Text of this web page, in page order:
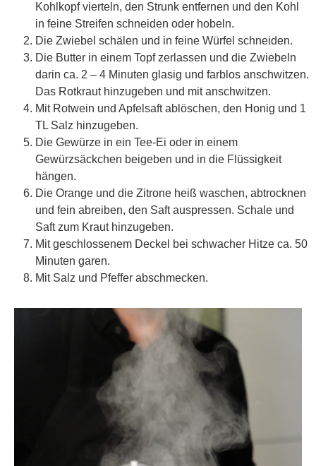
Kohlkopf vierteln, den Strunk entfernen und den Kohl
in feine Streifen schneiden oder hobeln.
Die Zwiebel schälen und in feine Würfel schneiden.
Die Butter in einem Topf zerlassen und die Zwiebeln
darin ca. 2 – 4 Minuten glasig und farblos anschwitzen.
Das Rotkraut hinzugeben und mit anschwitzen.
Mit Rotwein und Apfelsaft ablöschen, den Honig und 1
TL Salz hinzugeben.
Die Gewürze in ein Tee-Ei oder in einem
Gewürzsäckchen beigeben und in die Flüssigkeit
hängen.
Die Orange und die Zitrone heiß waschen, abtrocknen
und fein abreiben, den Saft auspressen. Schale und
Saft zum Kraut hinzugeben.
Mit geschlossenem Deckel bei schwacher Hitze ca. 50
Minuten garen.
Mit Salz und Pfeffer abschmecken.